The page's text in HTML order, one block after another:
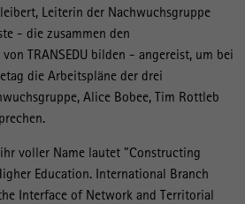
Leiterin der Nachwuchsgruppe
- die zusammen den
TRANSEDU bilden - angereist, um bei
die Arbeitspläne der drei
Alice Bobee, Tim Rottleb
ihr voller Name lautet "Constructing
Education. International Branch
Interface of Network and Territorial